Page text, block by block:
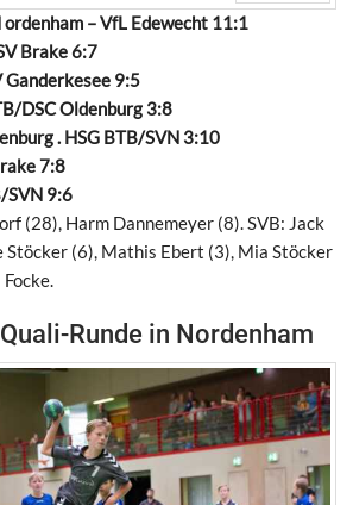
– VfL Edewecht 11:1
Brake 6:7
Ganderkesee 9:5
DSC Oldenburg 3:8
. HSG BTB/SVN 3:10
7:8
SVN 9:6
(28), Harm Dannemeyer (8). SVB: Jack
Stöcker (6), Mathis Ebert (3), Mia Stöcker
Runde in Nordenham